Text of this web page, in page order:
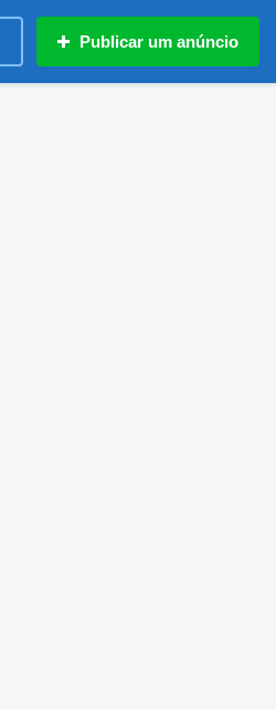
Publicar um anúncio